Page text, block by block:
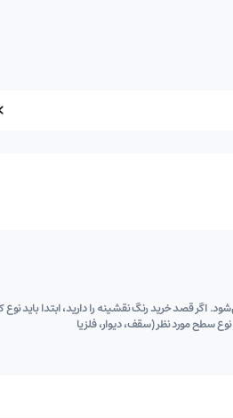
قصد خرید رنگ نقشینه را دارید، ابتدا باید نوع
سطح مورد نظر (سقف، دیوار، فلز یا